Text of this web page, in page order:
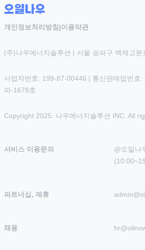
개인정보처리방침 |이용약관
(주)나우에너지솔루션 | 서울 송파구 백제고분
사업자번호: 199-87-00446 | 통신판매업번호:
파-1678호
Copyright 2025. 나우에너지솔루션 INC. All
서비스 이용문의
@오일나
파트너십, 제휴
채용